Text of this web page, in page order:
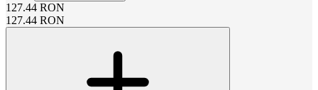
127.44 RON
127.44 RON